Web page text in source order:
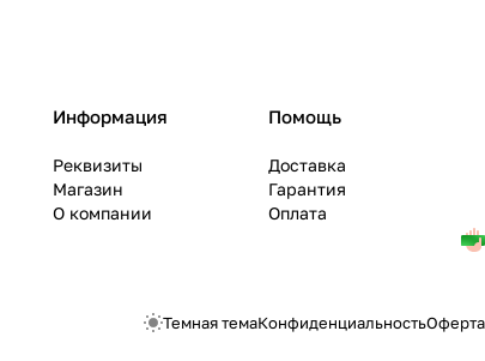
Информация
Реквизиты
Магазин
О компании
Помощь
Доставка
Гарантия
Оплата
Темная темаКонфиденциальностьОферта